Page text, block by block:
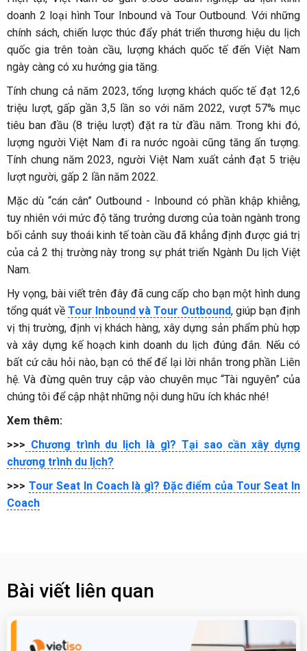
doanh 2 loại hình Tour Inbound và Tour Outbound. Với những
chính sách, chiến lược thúc đẩy phát triển thương hiệu du lịch
quốc gia trên toàn cầu, lượng khách quốc tế đến Việt Nam
ngày càng có xu hướng gia tăng.
Tính chung cả năm 2023, tổng lượng khách quốc tế đạt 12,6
triệu lượt, gấp gần 3,5 lần so với năm 2022, vượt 57% mục
tiêu ban đầu (8 triệu lượt) đặt ra từ đầu năm. Trong khi đó,
lượng người Việt Nam đi ra nước ngoài cũng tăng ấn tượng.
Tính chung năm 2023, người Việt Nam xuất cảnh đạt 5 triệu
lượt người, gấp 2 lần năm 2022.
Mặc dù “cán cân” Outbound - Inbound có phần khập khiễng,
tuy nhiên với mức độ tăng trưởng dương của toàn ngành trong
bối cảnh suy thoái kinh tế toàn cầu đã khẳng định được giá trị
của cả 2 thị trường này trong sự phát triển Ngành Du lịch Việt
Nam.
Hy vọng, bài viết trên đây đã cung cấp cho bạn một hình dung
tổng quát về Tour Inbound và Tour Outbound, giúp bạn định
vị thị trường, định vị khách hàng, xây dựng sản phẩm phù hợp
và xây dựng kế hoạch kinh doanh du lịch đúng đắn. Nếu có
bất cứ câu hỏi nào, bạn có thể để lại lời nhắn trong phần Liên
hệ. Và đừng quên truy cập vào chuyên mục “Tài nguyên” của
chúng tôi để cập nhật những nội dung hữu ích khác nhé!
Xem thêm:
>>> Chương trình du lịch là gì? Tại sao cần xây dựng
chương trình du lịch?
>>> Tour Seat In Coach là gì? Đặc điểm của Tour Seat In
Coach
Bài viết liên quan